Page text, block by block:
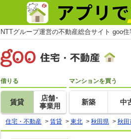
NTTグループ運営の不動産総合サイト goo
借りる
賃貸
店舗･
事業用
マンションを買う
新築 中
住宅・不動産 > 賃貸 > 東北 > 秋田県 > 秋田